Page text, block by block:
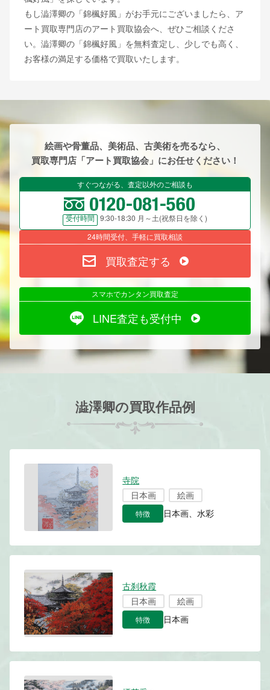
もし澁澤卿の「錦楓好風」がお手元にございましたら、ア
ート買取専門店のアート買取協会へ、ぜひご相談くださ
い。澁澤卿の「錦楓好風」を無料査定し、少しでも高く、
お客様の満足する価格で買取いたします。
絵画や骨董品、美術品、古美術を売るなら、
買取専門店「アート買取協会」にお任せください！
すぐつながる、査定以外のご相談も
受付時間
9:30-18:30 月～土(祝祭日を除く)
24時間受付、手軽に買取相談
買取査定する
スマホでカンタン買取査定
LINE査定も受付中
澁澤卿の買取作品例
寺院
日本画
絵画
特徴 日本画、水彩
古刹秋霞
日本画
絵画
特徴 日本画